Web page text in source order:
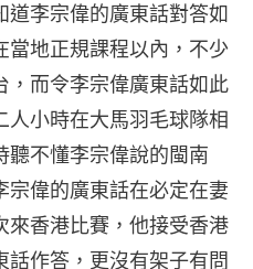
道李宗偉的廣東話對答如
當地正規課程以內，不少
，而令李宗偉廣東話如此
人小時在大馬羽毛球隊相
聽不懂李宗偉說的閩南
宗偉的廣東話在必定在妻
來香港比賽，他接受香港
作答，更沒有架子有問